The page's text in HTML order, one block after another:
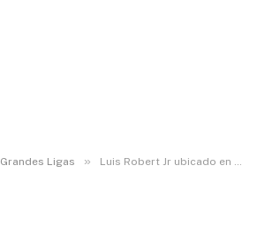
Grandes Ligas » Luis Robert Jr ubicado en el Top-10 de los jardineros centrales de MLB